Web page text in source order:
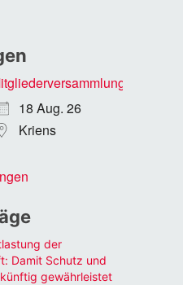
18 Aug. 26
Kriens
der
Damit Schutz und
gewährleistet